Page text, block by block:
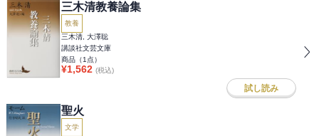
三木清教養論集
教養
三木清, 大澤聡
講談社文芸文庫
商品（1 点）
¥1,562 (税込)
試し読み
聖火
文学